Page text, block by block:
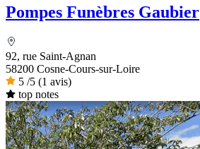
Pompes Funèbres Gaubier
92, rue Saint-Agnan
58200 Cosne-Cours-sur-Loire
5 /5 (1 avis)
top notes